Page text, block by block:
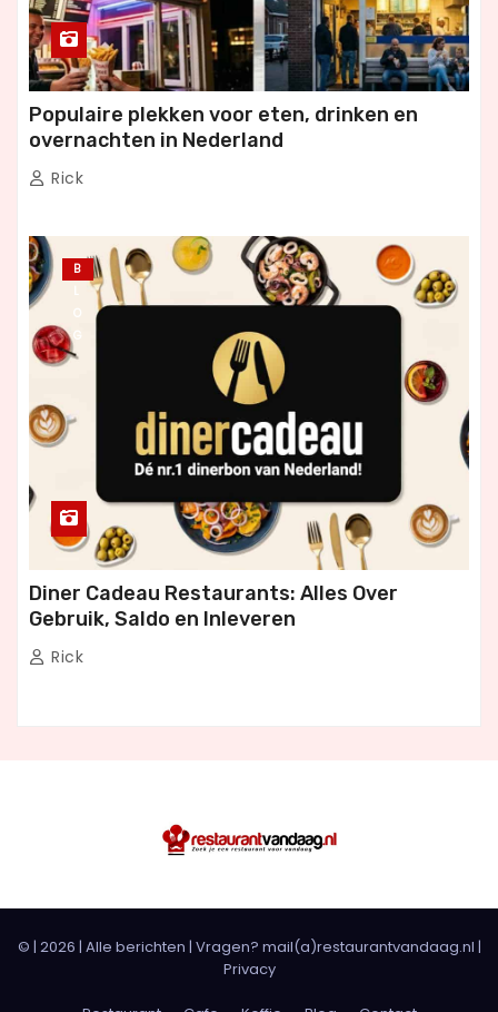
Populaire plekken voor eten, drinken en
overnachten in Nederland
Rick
B
L
O
G
Diner Cadeau Restaurants: Alles Over
Gebruik, Saldo en Inleveren
Rick
© | 2026 | Alle berichten | Vragen? mail(a)restaurantvandaag.nl |
Privacy